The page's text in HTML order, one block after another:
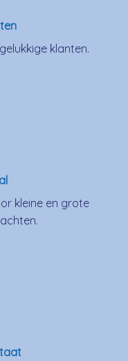
klanten.
kleine en grote